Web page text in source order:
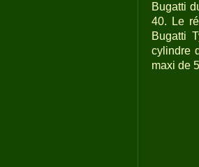
Bugatti
40. Le
Bugatti
cylindre
maxi de